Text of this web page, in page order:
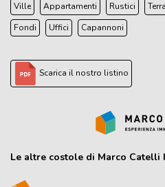
Ville Appartamenti Rustici
Fondi
Uffici Capannoni
Scarica il nostro listino
Le altre costole di Marco Catelli